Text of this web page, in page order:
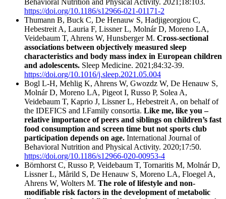
https://doi.org/10.1186/s12966-021-01171-2
Thumann B, Buck C, De Henauw S, Hadjigeorgiou C,
Hebestreit A, Lauria F, Lissner L, Molnár D, Moreno LA,
Veidebaum T, Ahrens W, Hunsberger M. Cross-sectional
associations between objectively measured sleep
characteristics and body mass index in European children
and adolescents. Sleep Medicine. 2021;84:32-39.
https://doi.org/10.1016/j.sleep.2021.05.004
Bogl L-H, Mehlig K, Ahrens W, Gwozdz W, De Henauw S,
Molnár D, Moreno LA, Pigeot I, Russo P, Solea A,
Veidebaum T, Kaprio J, Lissner L, Hebestreit A, on behalf of
the IDEFICS and I.Family consortia. Like me, like you –
relative importance of peers and siblings on children’s fast
food consumption and screen time but not sports club
participation depends on age. International Journal of
Behavioral Nutrition and Physical Activity. 2020;17:50.
https://doi.org/10.1186/s12966-020-00953-4
Börnhorst C, Russo P, Veidebaum T, Tornaritis M, Molnár D,
Lissner L, Mårild S, De Henauw S, Moreno LA, Floegel A,
Ahrens W, Wolters M. The role of lifestyle and non-
modifiable risk factors in the development of metabolic